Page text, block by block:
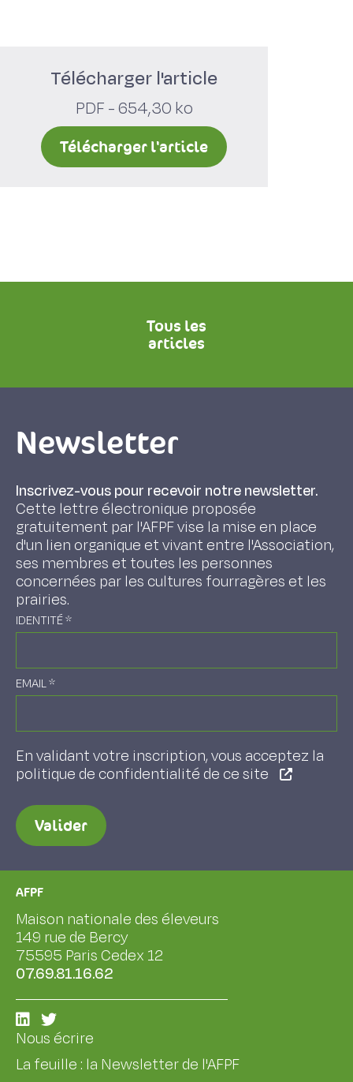
Télécharger l'article
PDF - 654,30 ko
Télécharger l'article
Tous les
articles
Newsletter
Inscrivez-vous pour recevoir notre newsletter.
Cette lettre électronique proposée
gratuitement par l'AFPF vise la mise en place
d'un lien organique et vivant entre l'Association,
ses membres et toutes les personnes
concernées par les cultures fourragères et les
prairies.
IDENTITÉ*
EMAIL*
En validant votre inscription, vous acceptez la
politique de confidentialité de ce site
Valider
AFPF
Maison nationale des éleveurs
149 rue de Bercy
75595 Paris Cedex 12
07.69.81.16.62
Nous écrire
La feuille : la Newsletter de l'AFPF